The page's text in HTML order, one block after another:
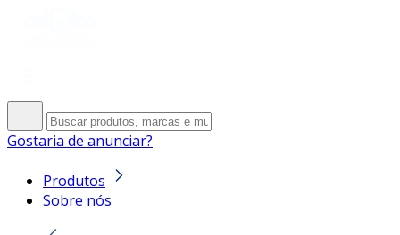
Gostaria de anunciar?
Produtos
Sobre nós